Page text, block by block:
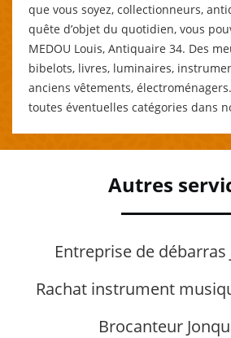
que vous soyez, collectionneurs,
quête d’objet du quotidien, vous
MEDOU Louis, Antiquaire 34. Des
bibelots, livres, luminaires,
anciens vêtements,
toutes éventuelles catégories dans
Autres
Entreprise de débarras
Rachat instrument
Brocanteur